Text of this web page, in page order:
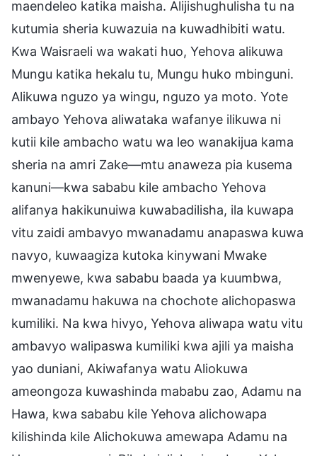
maendeleo katika maisha. Alijishughulisha tu na
kutumia sheria kuwazuia na kuwadhibiti watu.
Kwa Waisraeli wa wakati huo, Yehova alikuwa
Mungu katika hekalu tu, Mungu huko mbinguni.
Alikuwa nguzo ya wingu, nguzo ya moto. Yote
ambayo Yehova aliwataka wafanye ilikuwa ni
kutii kile ambacho watu wa leo wanakijua kama
sheria na amri Zake—mtu anaweza pia kusema
kanuni—kwa sababu kile ambacho Yehova
alifanya hakikunuiwa kuwabadilisha, ila kuwapa
vitu zaidi ambavyo mwanadamu anapaswa kuwa
navyo, kuwaagiza kutoka kinywani Mwake
mwenyewe, kwa sababu baada ya kuumbwa,
mwanadamu hakuwa na chochote alichopaswa
kumiliki. Na kwa hivyo, Yehova aliwapa watu vitu
ambavyo walipaswa kumiliki kwa ajili ya maisha
yao duniani, Akiwafanya watu Aliokuwa
ameongoza kuwashinda mababu zao, Adamu na
Hawa, kwa sababu kile Yehova alichowapa
kilishinda kile Alichokuwa amewapa Adamu na